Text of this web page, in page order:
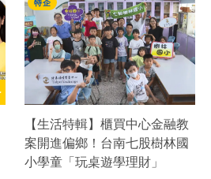
特企
【生活特輯】櫃買中心金融教
案開進偏鄉！台南七股樹林國
小學童「玩桌遊學理財」